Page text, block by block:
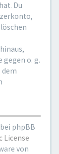
Du
gegen o. g.
dem
phpBB
License
von